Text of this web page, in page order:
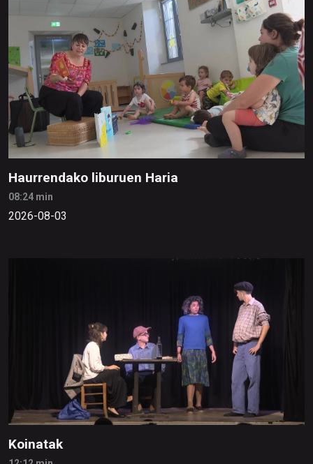
Haurrendako liburuen Haria
08:24 min
2026-08-03
Koinatak